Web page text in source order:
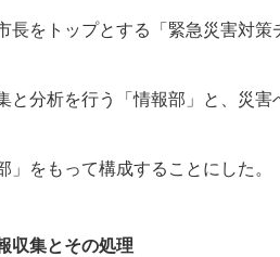
長をトップとする「緊急災害対策
と分析を行う「情報部」と、災害
」をもって構成することにした。
集とその処理